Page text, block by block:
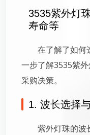
3535紫外灯
寿命等
在了解了如何
一步了解3535紫
采购决策。
1. 波长选择
紫外灯珠的波